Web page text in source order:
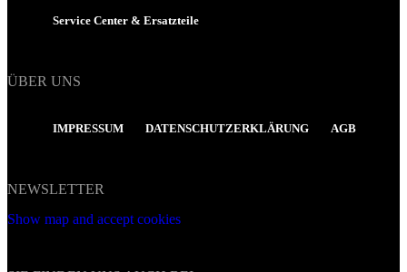
Service Center & Ersatzteile
ÜBER UNS
IMPRESSUM DATENSCHUTZERKLÄRUNG AGB
NEWSLETTER
Show map and accept cookies